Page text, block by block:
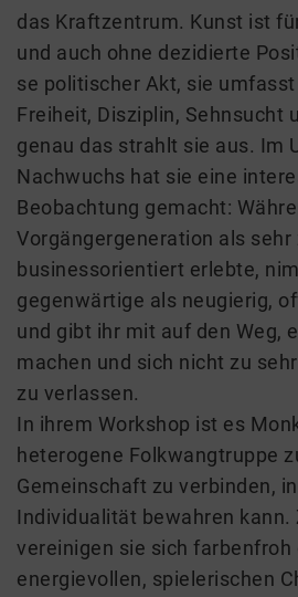
das Kraftzentrum. Kunst ist
und auch ohne dezidierte
se politischer Akt, sie umfasst
Freiheit, Disziplin, Sehnsucht
genau das strahlt sie aus. Im
Nachwuchs hat sie eine
Beobachtung gemacht:
Vorgängergeneration als
businessorientiert erlebte,
gegenwärtige als neugierig,
und gibt ihr mit auf den Weg,
machen und sich nicht zu
zu verlassen.
In ihrem Workshop ist es
heterogene Folkwangtruppe
Gemeinschaft zu verbinden,
Individualität bewahren kann.
vereinigen sie sich farbenfroh
energievollen, spielerischen